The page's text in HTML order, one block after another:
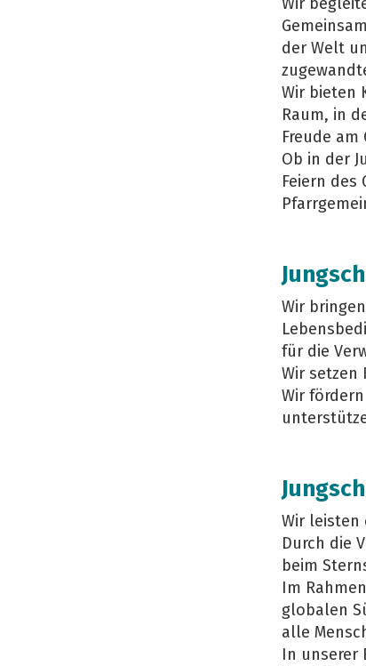
der Welt
Wir bieten
Raum, in
Freude
Ob in der
Feiern
Wir
für die
Wir setzen
Wir
Wir leisten
Durch die
beim
Im
globalen
alle
In unserer